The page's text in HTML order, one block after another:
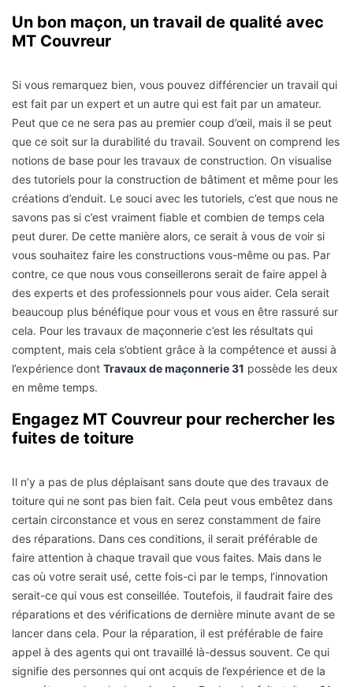
Un bon maçon, un travail de qualité avec
MT Couvreur
Si vous remarquez bien, vous pouvez différencier un travail qui
est fait par un expert et un autre qui est fait par un amateur.
Peut que ce ne sera pas au premier coup d’œil, mais il se peut
que ce soit sur la durabilité du travail. Souvent on comprend les
notions de base pour les travaux de construction. On visualise
des tutoriels pour la construction de bâtiment et même pour les
créations d’enduit. Le souci avec les tutoriels, c’est que nous ne
savons pas si c’est vraiment fiable et combien de temps cela
peut durer. De cette manière alors, ce serait à vous de voir si
vous souhaitez faire les constructions vous-même ou pas. Par
contre, ce que nous vous conseillerons serait de faire appel à
des experts et des professionnels pour vous aider. Cela serait
beaucoup plus bénéfique pour vous et vous en être rassuré sur
cela. Pour les travaux de maçonnerie c’est les résultats qui
comptent, mais cela s’obtient grâce à la compétence et aussi à
l’expérience dont Travaux de maçonnerie 31 possède les deux
en même temps.
Engagez MT Couvreur pour rechercher les
fuites de toiture
Il n’y a pas de plus déplaisant sans doute que des travaux de
toiture qui ne sont pas bien fait. Cela peut vous embêtez dans
certain circonstance et vous en serez constamment de faire
des réparations. Dans ces conditions, il serait préférable de
faire attention à chaque travail que vous faites. Mais dans le
cas où votre serait usé, cette fois-ci par le temps, l’innovation
serait-ce qui vous est conseillée. Toutefois, il faudrait faire des
réparations et des vérifications de dernière minute avant de se
lancer dans cela. Pour la réparation, il est préférable de faire
appel à des agents qui ont travaillé là-dessus souvent. Ce qui
signifie des personnes qui ont acquis de l’expérience et de la